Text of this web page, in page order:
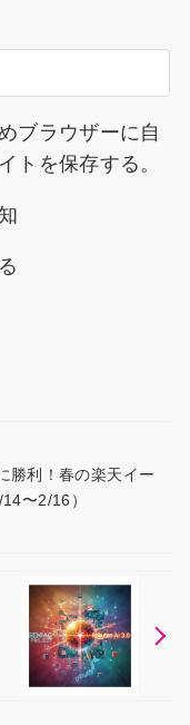
ブラウザーに自
トを保存する。
勝利！春の楽天イー
〜2/16）